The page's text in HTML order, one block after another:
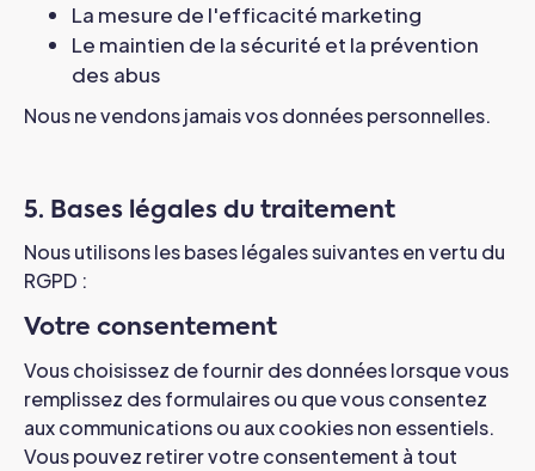
La mesure de l'efficacité marketing
Le maintien de la sécurité et la prévention
des abus
Nous ne vendons jamais vos données personnelles.
5. Bases légales du traitement
Nous utilisons les bases légales suivantes en vertu du
RGPD :
Votre consentement
Vous choisissez de fournir des données lorsque vous
remplissez des formulaires ou que vous consentez
aux communications ou aux cookies non essentiels.
Vous pouvez retirer votre consentement à tout